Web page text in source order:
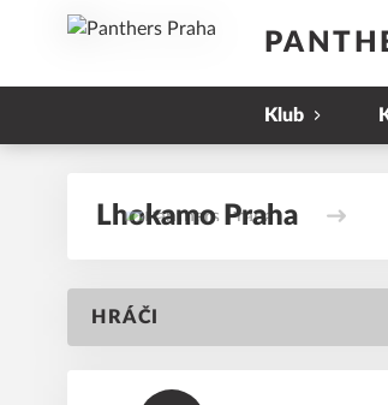
Klub
Lhokamo Praha
HRÁČI